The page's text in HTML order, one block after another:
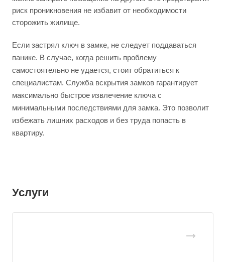
риск проникновения не избавит от необходимости
сторожить жилище.
Если застрял ключ в замке, не следует поддаваться
панике. В случае, когда решить проблему
самостоятельно не удается, стоит обратиться к
специалистам. Служба вскрытия замков гарантирует
максимально быстрое извлечение ключа с
минимальными последствиями для замка. Это позволит
избежать лишних расходов и без труда попасть в
квартиру.
Услуги